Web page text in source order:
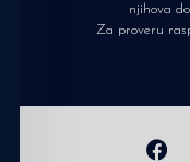
njihova
Za proveru